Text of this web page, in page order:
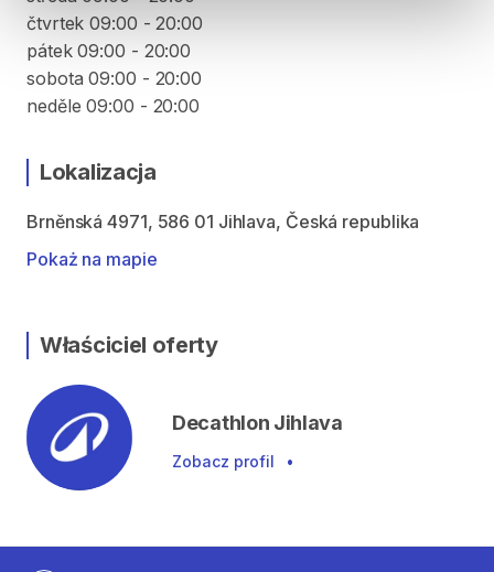
čtvrtek 09:00 - 20:00
pátek 09:00 - 20:00
sobota 09:00 - 20:00
neděle 09:00 - 20:00
Lokalizacja
Brněnská 4971, 586 01 Jihlava, Česká republika
Pokaż na mapie
Właściciel oferty
Decathlon Jihlava
Zobacz profil •